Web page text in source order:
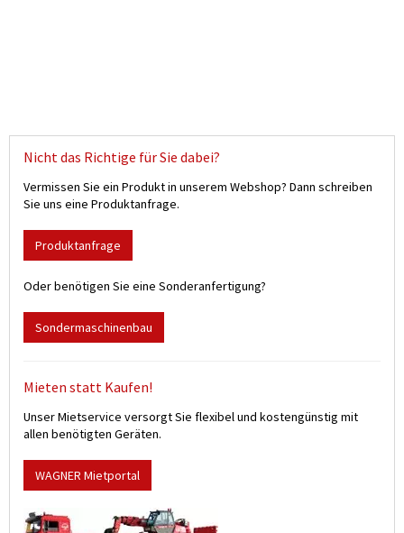
Nicht das Richtige für Sie dabei?
Vermissen Sie ein Produkt in unserem Webshop? Dann schreiben
Sie uns eine Produktanfrage.
Produktanfrage
Oder benötigen Sie eine Sonderanfertigung?
Sondermaschinenbau
Mieten statt Kaufen!
Unser Mietservice versorgt Sie flexibel und kostengünstig mit
allen benötigten Geräten.
WAGNER Mietportal